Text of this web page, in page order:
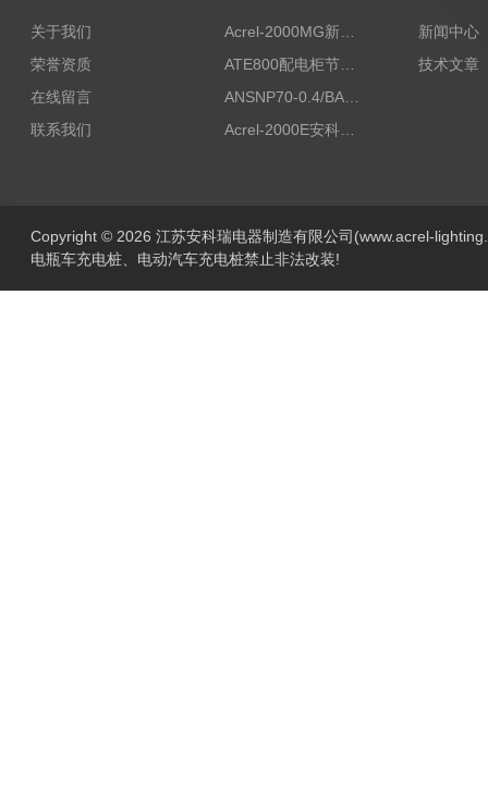
关于我们
荣誉资质
在线留言
联系我们
Acrel-2000MG新能源消纳安科瑞微电网能量管理系统
ATE800配电柜节点无线测温/表带捆绑/无源感应取电
ANSNP70-0.4/BANSNP中线安防保护器 治理三相不平衡
Acrel-2000E安科瑞Acrel配电室综合监控系统
新闻中心
技术文章
Copyright © 2026 江苏安科瑞电器制造有限公司(www.acrel-
电瓶车充电桩、电动汽车充电桩禁止非法改装!